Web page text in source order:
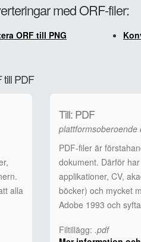
med ORF-filer:
ORF till PNG
till PDF
alla
Till: PDF
plattformsoberoende
PDF-filer är
dokument. Därför
applikationer, CV,
böcker) och mycket
Adobe 1993 och
Filtillägg: .pdf